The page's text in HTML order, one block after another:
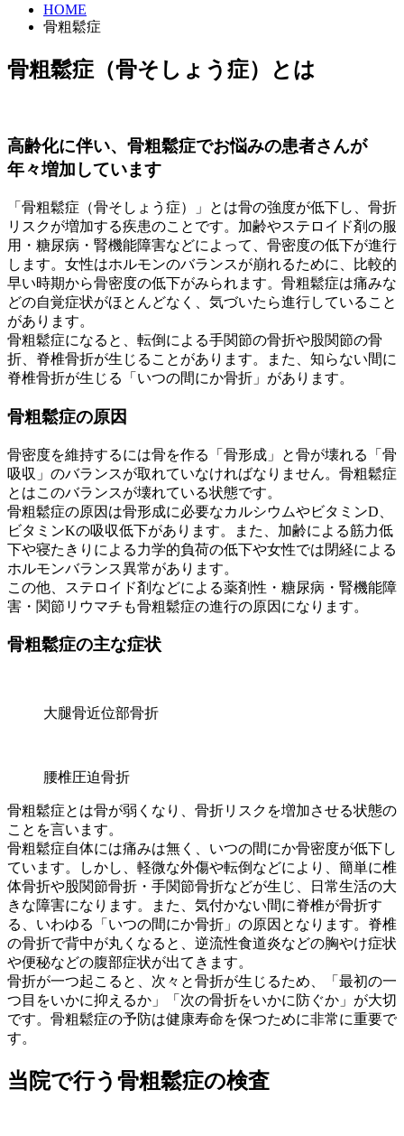
HOME
骨粗鬆症
骨粗鬆症（骨そしょう症）とは
高齢化に伴い、骨粗鬆症でお悩みの患者さんが
年々増加しています
「骨粗鬆症（骨そしょう症）」とは骨の強度が低下し、骨折
リスクが増加する疾患のことです。加齢やステロイド剤の服
用・糖尿病・腎機能障害などによって、骨密度の低下が進行
します。女性はホルモンのバランスが崩れるために、比較的
早い時期から骨密度の低下がみられます。骨粗鬆症は痛みな
どの自覚症状がほとんどなく、気づいたら進行していること
があります。
骨粗鬆症になると、転倒による手関節の骨折や股関節の骨
折、脊椎骨折が生じることがあります。また、知らない間に
脊椎骨折が生じる「いつの間にか骨折」があります。
骨粗鬆症の原因
骨密度を維持するには骨を作る「骨形成」と骨が壊れる「骨
吸収」のバランスが取れていなければなりません。骨粗鬆症
とはこのバランスが壊れている状態です。
骨粗鬆症の原因は骨形成に必要なカルシウムやビタミンD、
ビタミンKの吸収低下があります。また、加齢による筋力低
下や寝たきりによる力学的負荷の低下や女性では閉経による
ホルモンバランス異常があります。
この他、ステロイド剤などによる薬剤性・糖尿病・腎機能障
害・関節リウマチも骨粗鬆症の進行の原因になります。
骨粗鬆症の主な症状
大腿骨近位部骨折
腰椎圧迫骨折
骨粗鬆症とは骨が弱くなり、骨折リスクを増加させる状態の
ことを言います。
骨粗鬆症自体には痛みは無く、いつの間にか骨密度が低下し
ています。しかし、軽微な外傷や転倒などにより、簡単に椎
体骨折や股関節骨折・手関節骨折などが生じ、日常生活の大
きな障害になります。また、気付かない間に脊椎が骨折す
る、いわゆる「いつの間にか骨折」の原因となります。脊椎
の骨折で背中が丸くなると、逆流性食道炎などの胸やけ症状
や便秘などの腹部症状が出てきます。
骨折が一つ起こると、次々と骨折が生じるため、「最初の一
つ目をいかに抑えるか」「次の骨折をいかに防ぐか」が大切
です。骨粗鬆症の予防は健康寿命を保つために非常に重要で
す。
当院で行う骨粗鬆症の検査